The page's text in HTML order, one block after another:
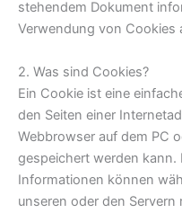
stehendem Dokument
Verwendung von Cookies
2. Was sind Cookies?
Ein Cookie ist eine
den Seiten einer
Webbrowser auf dem PC
gespeichert werden kann.
Informationen können
unseren oder den